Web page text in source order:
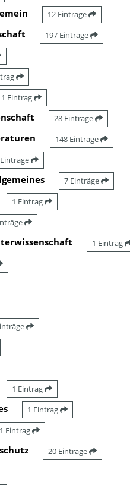
12 Einträge
197 Einträge
1 Eintrag
28 Einträge
148 Einträge
7 Einträge
1 Eintrag
1 Eintrag
1 Eintrag
1 Eintrag
1 Eintrag
20 Einträge